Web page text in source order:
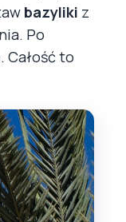
bazyliki z
Po
to